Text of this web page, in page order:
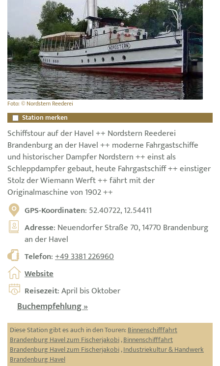
Foto: © Nordstern Reederei
Station merken
Schiffstour auf der Havel ++ Nordstern Reederei
Brandenburg an der Havel ++ moderne Fahrgastschiffe
und historischer Dampfer Nordstern ++ einst als
Schleppdampfer gebaut, heute Fahrgastschiff ++ einstiger
Stolz der Wiemann Werft ++ fährt mit der
Originalmaschine von 1902 ++
GPS-Koordinaten: 52.40722, 12.54411
Adresse: Neuendorfer Straße 70, 14770 Brandenburg
an der Havel
Telefon:+49 3381 226960
Website
Reisezeit: April bis Oktober
Buchempfehlung »
Diese Station gibt es auch in den Touren:Binnenschifffahrt
Brandenburg Havel zum Fischerjakobi,Binnenschifffahrt
Brandenburg Havel zum Fischerjakobi,Industriekultur & Handwerk
Brandenburg Havel